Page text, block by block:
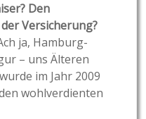
Den
Versicherung?
ja, Hamburg-
– uns Älteren
im Jahr 2009
wohlverdienten